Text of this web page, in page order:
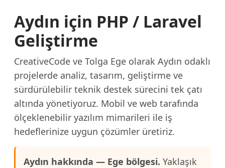
Aydın için PHP / Laravel
Geliştirme
CreativeCode ve Tolga Ege olarak Aydın odaklı
projelerde analiz, tasarım, geliştirme ve
sürdürülebilir teknik destek sürecini tek çatı
altında yönetiyoruz. Mobil ve web tarafında
ölçeklenebilir yazılım mimarileri ile iş
hedeflerinize uygun çözümler üretiriz.
Aydın hakkında — Ege bölgesi. Yaklaşık